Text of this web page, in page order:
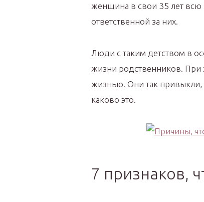
женщина в свои 35 лет всю
ответственной за них.
Люди с таким детством в
жизни родственников. При
жизнью. Они так привыкли,
каково это.
7 признаков,